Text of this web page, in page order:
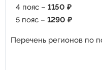
4 пояс – 1150 ₽
5 пояс – 1290 ₽
Перечень регионов по